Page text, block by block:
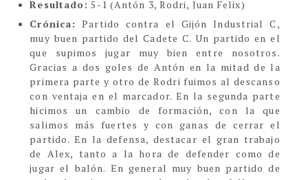
Resultado: 5-1 (Antón 3, Rodri, Juan Felix)
Crónica: Partido contra el Gijón Industrial C,
muy buen partido del Cadete C. Un partido en el
que supimos jugar muy bien entre nosotros.
Gracias a dos goles de Antón en la mitad de la
primera parte y otro de Rodri fuimos al descanso
con ventaja en el marcador. En la segunda parte
hicimos un cambio de formación, con la que
salimos más fuertes y con ganas de cerrar el
partido. En la defensa, destacar el gran trabajo
de Alex, tanto a la hora de defender como de
jugar el balón. En general muy buen partido de